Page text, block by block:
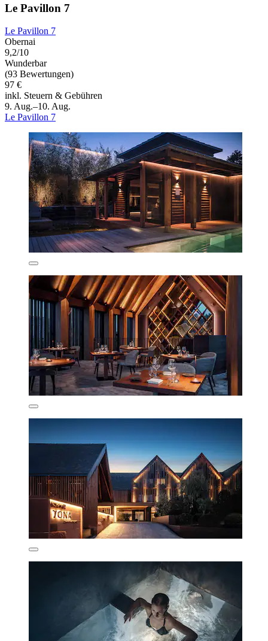
Le Pavillon 7
Le Pavillon 7
Obernai
9,2/10
Wunderbar
(93 Bewertungen)
97 €
inkl. Steuern & Gebühren
9. Aug.–10. Aug.
Le Pavillon 7